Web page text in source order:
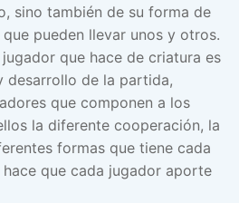
sino también de su forma de
pueden llevar unos y otros.
que hace de criatura es
desarrollo de la partida,
que componen a los
la diferente cooperación, la
formas que tiene cada
que cada jugador aporte